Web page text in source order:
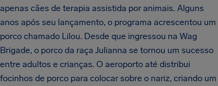
apenas cães de terapia assistida por animais. Alguns
anos após seu lançamento, o programa acrescentou um
porco chamado Lilou. Desde que ingressou na Wag
Brigade, o porco da raça Julianna se tornou um sucesso
entre adultos e crianças. O aeroporto até distribui
focinhos de porco para colocar sobre o nariz, criando um